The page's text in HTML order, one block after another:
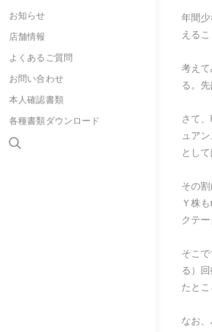
お知らせ
店舗情報
よくあるご質問
お問い合わせ
本人確認書類
各種書類ダウンロード
年間
える
考え
る。
さて
ュア
とし
その
Ｙ株
クテ
そこ
る）
たと
なお